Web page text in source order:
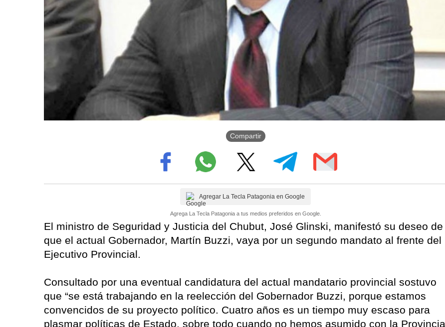
Compartir
Agregar La Tecla Patagonia en Google
Agrega La Tecla Patagonia a tus medios preferidos en Google.
El ministro de Seguridad y Justicia del Chubut, José Glinski, manifestó su deseo de
que el actual Gobernador, Martín Buzzi, vaya por un segundo mandato al frente del
Ejecutivo Provincial.
Consultado por una eventual candidatura del actual mandatario provincial sostuvo
que “se está trabajando en la reelección del Gobernador Buzzi, porque estamos
convencidos de su proyecto político. Cuatro años es un tiempo muy escaso para
plasmar políticas de Estado, sobre todo cuando no hemos asumido con la Provincia